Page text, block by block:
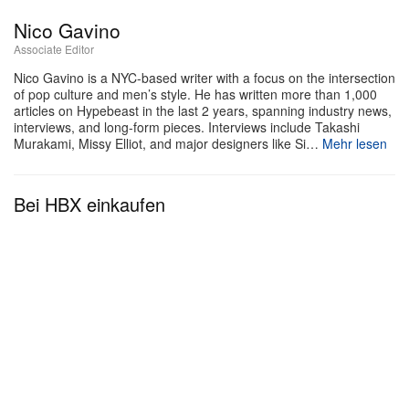
Über das Modell Stunt Devil sagt Diana Flores,
Mitglied der mexikanischen Flag-Football-
Nationalmannschaft: „Der sichere Sitz und der
unglaubliche Komfort machen die Stunt Devil zu
einem unverzichtbaren Trainingspartner und zum
inspirierte geteilte Bügelspitze und hochgriffiges
Nico Gavino
Associate Editor
Nico Gavino is a NYC-based writer with a focus on the intersection
of pop culture and men’s style. He has written more than 1,000
articles on Hypebeast in the last 2 years, spanning industry news,
interviews, and long-form pieces. Interviews include Takashi
Murakami, Missy Elliot, and major designers like Si… Mehr lesen
Bei HBX einkaufen